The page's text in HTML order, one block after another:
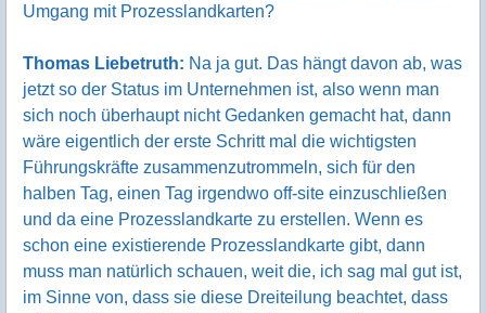
Umgang mit Prozesslandkarten?
Thomas Liebetruth: Na ja gut. Das hängt davon ab, was
jetzt so der Status im Unternehmen ist, also wenn man
sich noch überhaupt nicht Gedanken gemacht hat, dann
wäre eigentlich der erste Schritt mal die wichtigsten
Führungskräfte zusammenzutrommeln, sich für den
halben Tag, einen Tag irgendwo off-site einzuschließen
und da eine Prozesslandkarte zu erstellen. Wenn es
schon eine existierende Prozesslandkarte gibt, dann
muss man natürlich schauen, weit die, ich sag mal gut ist,
im Sinne von, dass sie diese Dreiteilung beachtet, dass